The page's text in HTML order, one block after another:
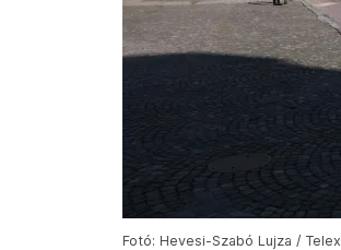
Fotó: Hevesi-Szabó Lujza / Telex